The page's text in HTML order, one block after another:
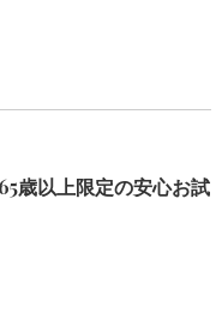
歳以上限定の安心お試